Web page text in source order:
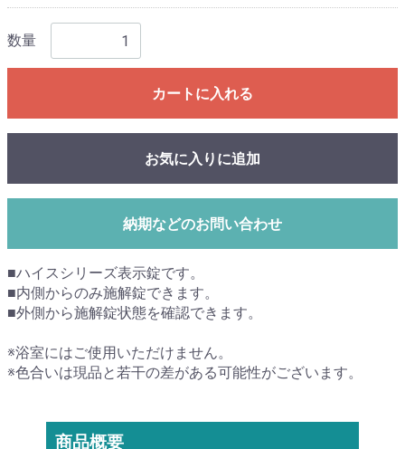
数量
カートに入れる
お気に入りに追加
納期などのお問い合わせ
■ハイスシリーズ表示錠です。
■内側からのみ施解錠できます。
■外側から施解錠状態を確認できます。
※浴室にはご使用いただけません。
※色合いは現品と若干の差がある可能性がございます。
商品概要